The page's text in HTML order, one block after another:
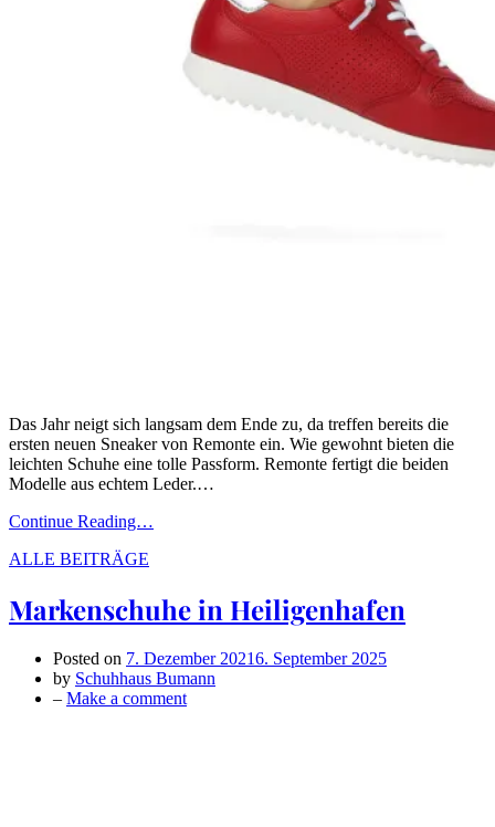
Das Jahr neigt sich langsam dem Ende zu, da treffen bereits die
ersten neuen Sneaker von Remonte ein. Wie gewohnt bieten die
leichten Schuhe eine tolle Passform. Remonte fertigt die beiden
Modelle aus echtem Leder.…
Continue Reading…
ALLE BEITRÄGE
Markenschuhe in Heiligenhafen
Posted on 7. Dezember 20216. September 2025
by Schuhhaus Bumann
– Make a commenton